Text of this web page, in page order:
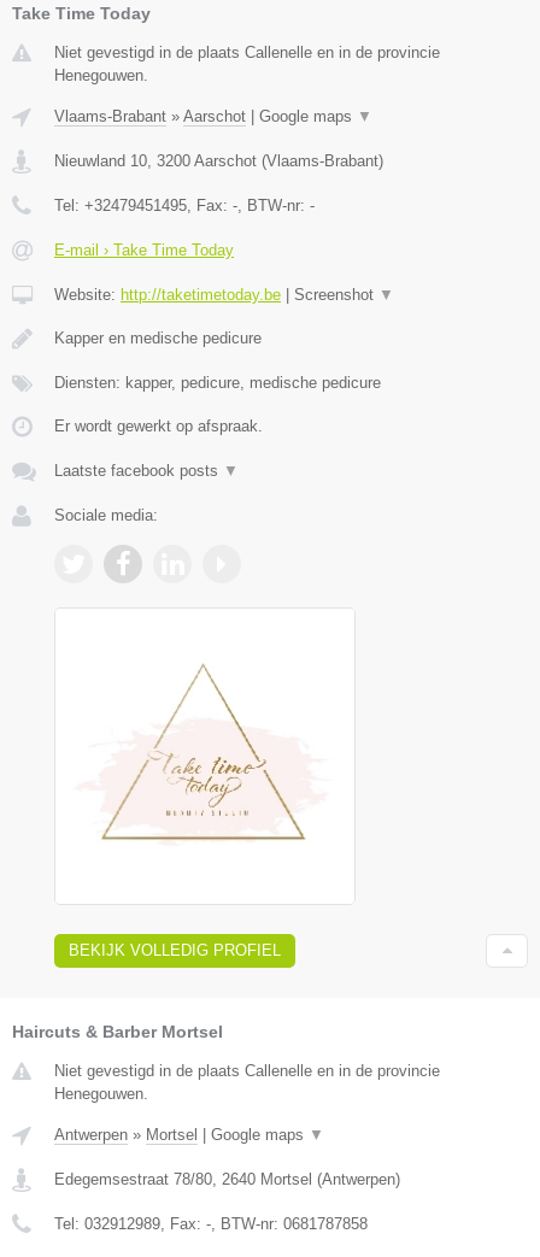
Take Time Today
Niet gevestigd in de plaats Callenelle en in de provincie
Henegouwen.
Vlaams-Brabant » Aarschot Google maps ▼
Nieuwland 10, 3200 Aarschot (Vlaams-Brabant)
Tel: +32479451495, Fax: -, BTW-nr: -
E-mail › Take Time Today
Website: http://taketimetoday.be Screenshot ▼
Kapper en medische pedicure
Diensten: kapper, pedicure, medische pedicure
Er wordt gewerkt op afspraak.
Laatste facebook posts ▼
Sociale media:
BEKIJK VOLLEDIG PROFIEL
Haircuts & Barber Mortsel
Niet gevestigd in de plaats Callenelle en in de provincie
Henegouwen.
Antwerpen » Mortsel Google maps ▼
Edegemsestraat 78/80, 2640 Mortsel (Antwerpen)
Tel: 032912989, Fax: -, BTW-nr: 0681787858